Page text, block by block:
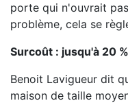
porte qui n'ouvrait
problème, cela se
Surcoût : jusqu'à 20 %
Benoit Lavigueur dit
maison de taille